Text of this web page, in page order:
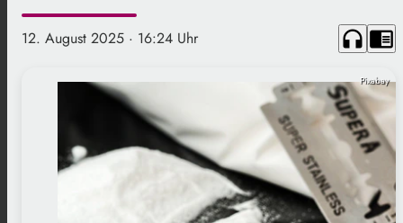
12. August 2025 · 16:24 Uhr headphones chrome_reader_mode
Pixabay